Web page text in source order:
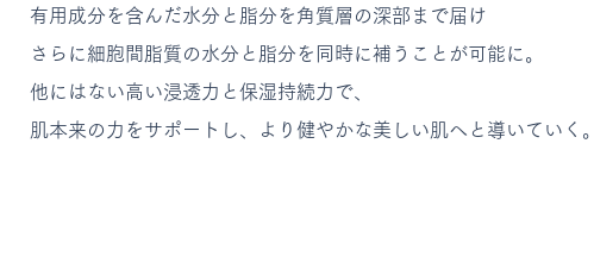
有用成分を含んだ水分と脂分を角質層の深部まで届け
さらに細胞間脂質の水分と脂分を同時に補うことが可能に。
他にはない高い浸透力と保湿持続力で、
肌本来の力をサポートし、より健やかな美しい肌へと導いていく。